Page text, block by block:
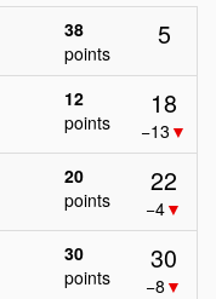
38
points
5
12
points
18
−13 ▼
20
points
22
−4▼
30
points
30
−8 ▼